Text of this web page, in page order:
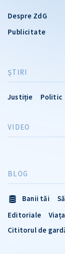
Despre ZdG
Publicitate
ŞTIRI
Justiție Politic
VIDEO
BLOG
Banii tăi
Editoriale
Cititorul de